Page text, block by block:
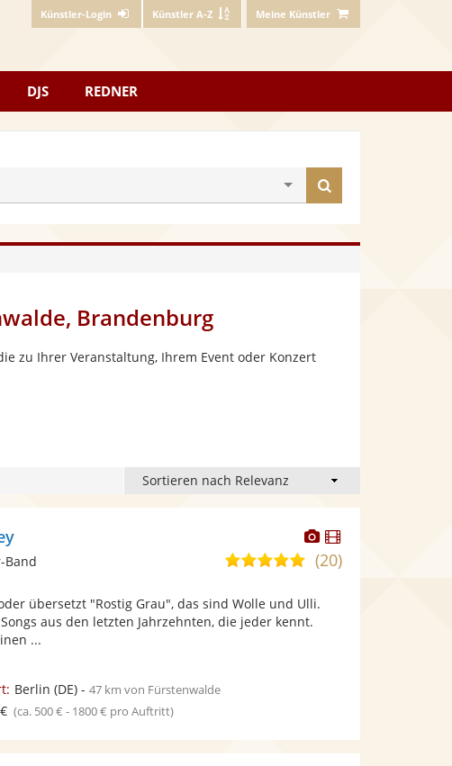
Künstler-Login Künstler A-Z Meine Künstler
DJS REDNER
finden
Brandenburg
zu Ihrer Veranstaltung, Ihrem Event oder Konzert
Dieser
Künstler
stellt
Dieser
Künstler
5,0
5
Sternen
(20)
Band
übersetzt "Rostig Grau", das sind Wolle und Ulli.
aus den letzten Jahrzehnten, die jeder kennt.
...
Berlin (DE)- 47 km von Fürstenwalde
(ca. 500 € - 1800 € pro Auftritt)